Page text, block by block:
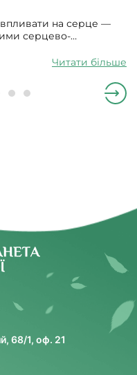
на серце —
серцево-
силу скорочень
Читати більше
68/1, оф. 21